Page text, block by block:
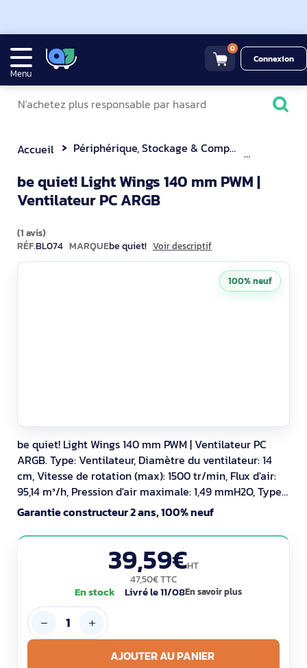
Menu
0
Connexion
Accueil Périphérique, Stockage & Composant
be quiet! Light Wings 140 mm PWM |
Ventilateur PC ARGBBL074
(1 avis)
RÉF.BL074 MARQUEbe quiet! Voir descriptif
be quiet! Light Wings 140 mm PWM | Ventilateur PC
ARGB. Type: Ventilateur, Diamètre du ventilateur: 14
cm, Vitesse de rotation (max): 1500 tr/min, Flux d'air:
95,14 m³/h, Pression d'air maximale: 1,49 mmH2O, Type
de roulement: Palier lisse. Tension: 5 - 13.2 V. Largeur:
140 mm, Profondeur: 140 mm, Hauteur: 25 mm. Couleur
du produit: Noir
Garantie constructeur 2 ans, 100% neuf
39,59€HT
47,50€ TTC
En stock Livré le 11/08En savoir plus
AJOUTER AU PANIER
100% neuf